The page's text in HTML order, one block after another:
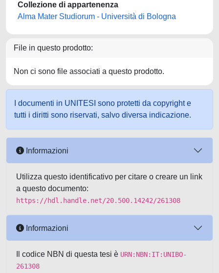
Collezione di appartenenza
Alma Mater Studiorum - Università di Bologna
File in questo prodotto:
Non ci sono file associati a questo prodotto.
I documenti in UNITESI sono protetti da copyright e
tutti i diritti sono riservati, salvo diversa indicazione.
Informazioni
Utilizza questo identificativo per citare o creare un link
a questo documento:
https://hdl.handle.net/20.500.14242/261308
Informazioni
Il codice NBN di questa tesi è URN:NBN:IT:UNIBO-
261308